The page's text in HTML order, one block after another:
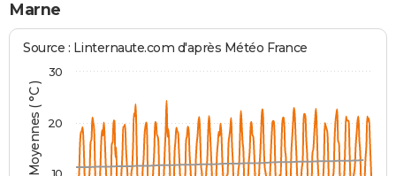
Guides de France
Escapades
Patrimoine
Expositions
Musées
Week-end nature
Art de vivre
Bien-être
Loisirs
Mode
Modes de vie
Alimentation
Guide de la santé
Maladies
Médicaments
Sommeil
VOYAGE
Destinations
City break
Voyage nature
Voyage de noces
Forum
Climat
PHOTO
GUIDES D'ACHAT
Marne
Source : Linternaute.com d'après Météo France
20
30